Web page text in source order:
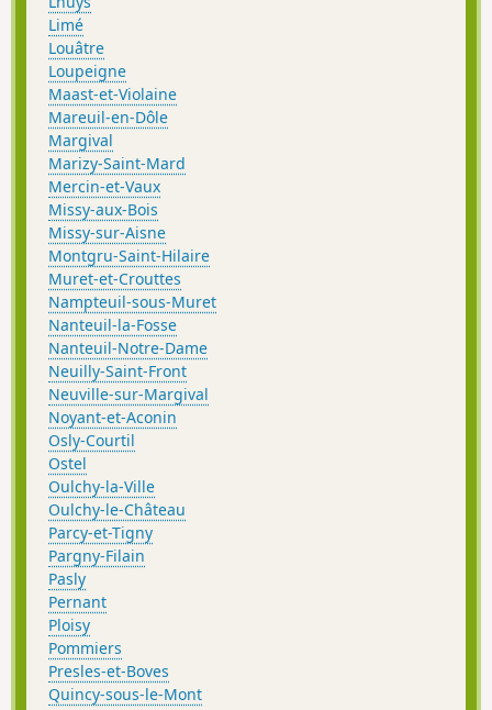
Limé
Louâtre
Loupeigne
Maast-et-Violaine
Mareuil-en-Dôle
Margival
Marizy-Saint-Mard
Mercin-et-Vaux
Missy-aux-Bois
Missy-sur-Aisne
Montgru-Saint-Hilaire
Muret-et-Crouttes
Nampteuil-sous-Muret
Nanteuil-la-Fosse
Nanteuil-Notre-Dame
Neuilly-Saint-Front
Neuville-sur-Margival
Noyant-et-Aconin
Osly-Courtil
Ostel
Oulchy-la-Ville
Oulchy-le-Château
Parcy-et-Tigny
Pargny-Filain
Pasly
Pernant
Ploisy
Pommiers
Presles-et-Boves
Quincy-sous-le-Mont